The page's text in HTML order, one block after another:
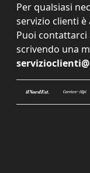
Per qualsiasi
servizio clienti
Puoi contattarci
scrivendo una